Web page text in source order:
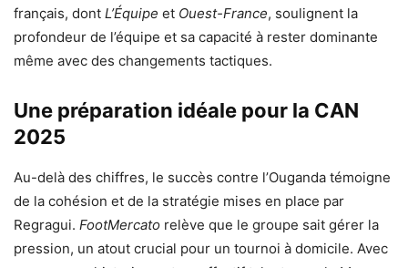
français, dont L’Équipe et Ouest-France, soulignent la
profondeur de l’équipe et sa capacité à rester dominante
même avec des changements tactiques.
Une préparation idéale pour la CAN
2025
Au-delà des chiffres, le succès contre l’Ouganda témoigne
de la cohésion et de la stratégie mises en place par
Regragui. FootMercato relève que le groupe sait gérer la
pression, un atout crucial pour un tournoi à domicile. Avec